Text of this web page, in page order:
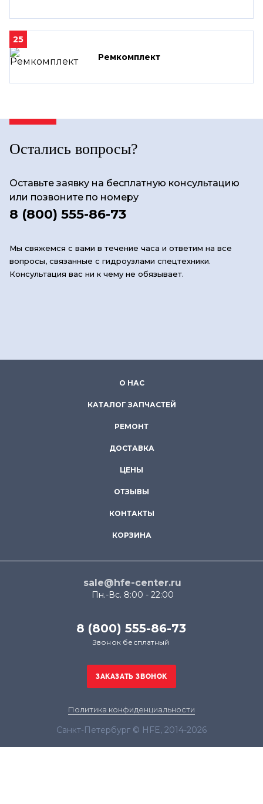
25
Ремкомплект
Остались вопросы?
Оставьте заявку на бесплатную консультацию
или позвоните по номеру
8 (800) 555-86-73
Мы свяжемся с вами в течение часа и ответим на все
вопросы, связанные с гидроузлами спецтехники.
Консультация вас ни к чему не обязывает.
О НАС
КАТАЛОГ ЗАПЧАСТЕЙ
РЕМОНТ
ДОСТАВКА
ЦЕНЫ
ОТЗЫВЫ
КОНТАКТЫ
КОРЗИНА
sale@hfe-center.ru
Пн.-Вс. 8:00 - 22:00
8 (800) 555-86-73
Звонок бесплатный
Политика конфиденциальности
Санкт-Петербург © HFE, 2014-2026